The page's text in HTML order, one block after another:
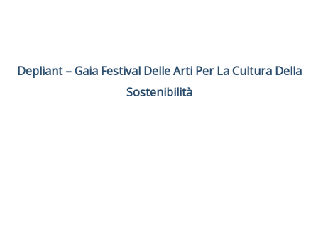
Depliant – Gaia Festival Delle Arti Per La Cultura Della
Sostenibilità